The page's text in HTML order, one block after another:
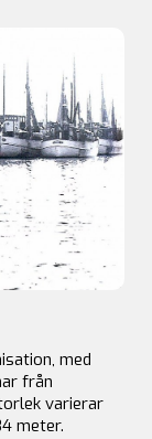
med
från
varierar
meter.